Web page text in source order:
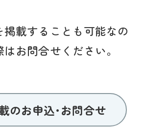
載することも可能なの
お問合せください。
のお申込･お問合せ